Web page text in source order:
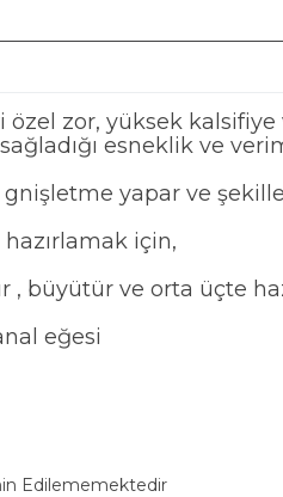
zor, yüksek kalsifiye
esneklik ve
yapar ve
için,
, büyütür ve orta üçte
eğesi
Edilememektedir